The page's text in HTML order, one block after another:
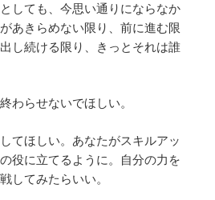
しても、今思い通りにならなか
あきらめない限り、前に進む限
し続ける限り、きっとそれは誰
わらせないでほしい。
てほしい。あなたがスキルアッ
役に立てるように。自分の力を
してみたらいい。